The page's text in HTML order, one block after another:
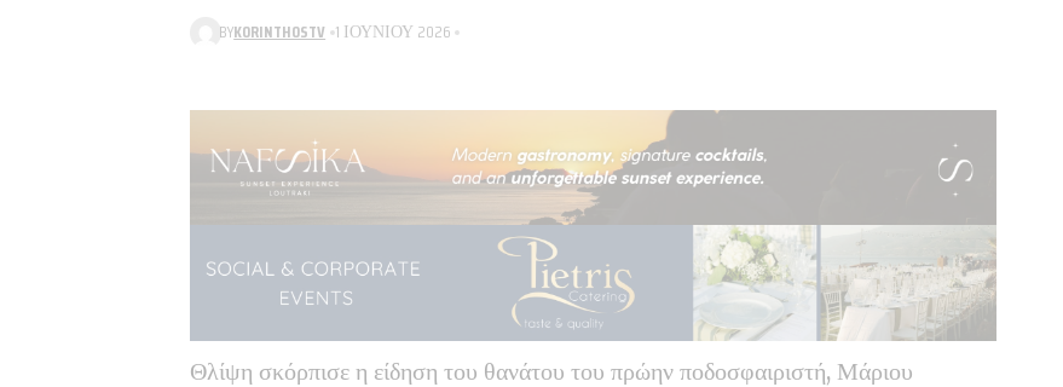
BYKORINTHOSTV 1 ΙΟΥΝΊΟΥ 2026
Θλίψη σκόρπισε η είδηση του θανάτου του πρώην ποδοσφαιριστή, Μάριου